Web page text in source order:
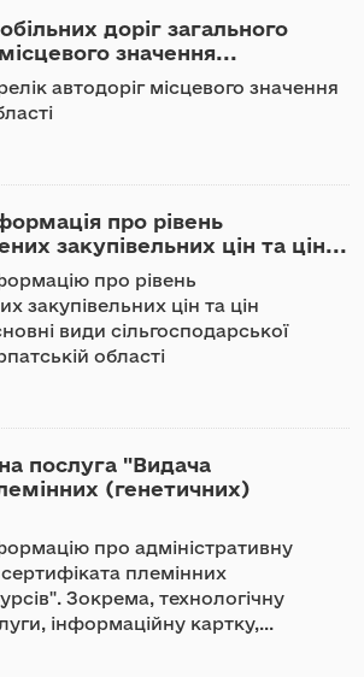
доріг загального
значення...
автодоріг місцевого значення
про рівень
закупівельних цін та цін...
про рівень
закупівельних цін та цін
види сільгосподарської
області
послуга "Видача
(генетичних)
про адміністративну
племінних
Зокрема, технологічну
інформаційну картку,...